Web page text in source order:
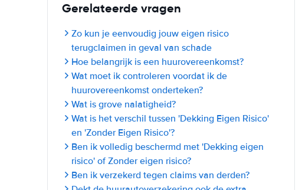
Gerelateerde vragen
Zo kun je eenvoudig jouw eigen risico
terugclaimen in geval van schade
Hoe belangrijk is een huurovereenkomst?
Wat moet ik controleren voordat ik de
huurovereenkomst onderteken?
Wat is grove nalatigheid?
Wat is het verschil tussen 'Dekking Eigen Risico'
en 'Zonder Eigen Risico'?
Ben ik volledig beschermd met 'Dekking eigen
risico' of Zonder eigen risico?
Ben ik verzekerd tegen claims van derden?